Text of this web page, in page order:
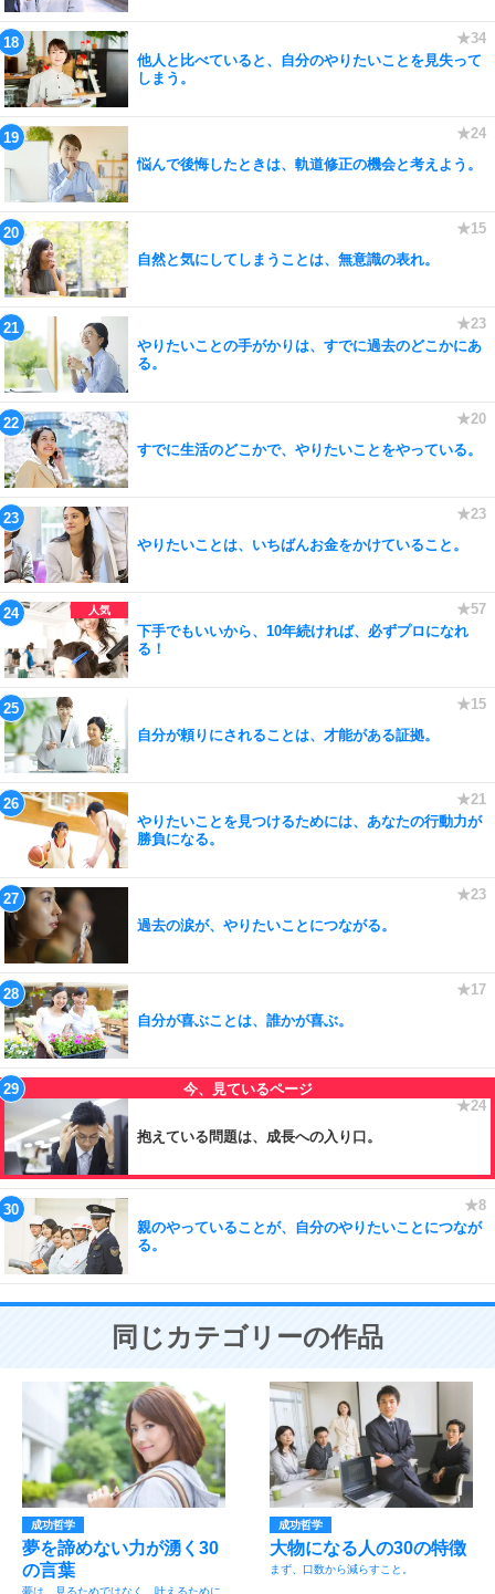
他人と比べていると、自分のやりたいことを見失って
しまう。
悩んで後悔したときは、軌道修正の機会と考えよう。
自然と気にしてしまうことは、無意識の表れ。
やりたいことの手がかりは、すでに過去のどこかにあ
る。
すでに生活のどこかで、やりたいことをやっている。
やりたいことは、いちばんお金をかけていること。
下手でもいいから、10年続ければ、必ずプロになれ
る！
自分が頼りにされることは、才能がある証拠。
やりたいことを見つけるためには、あなたの行動力が
勝負になる。
過去の涙が、やりたいことにつながる。
自分が喜ぶことは、誰かが喜ぶ。
抱えている問題は、成長への入り口。
親のやっていることが、自分のやりたいことにつなが
る。
同じカテゴリーの作品
成功哲学
夢を諦めない力が湧く30
の言葉
夢は、見るためではなく、叶えるために
成功哲学
大物になる人の30の特徴
まず、口数から減らすこと。